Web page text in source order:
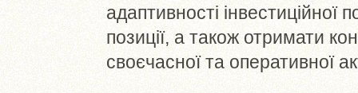
адаптивності інвестиційної
позиції, а також отримати
своєчасної та оперативної